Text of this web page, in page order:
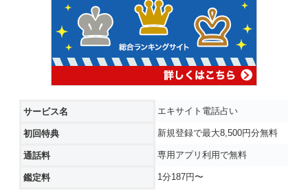
サービス名 エキサイト電話占い
初回特典 新規登録で最大8,500円分無料
通話料 専用アプリ利用で無料
鑑定料 1分187円〜